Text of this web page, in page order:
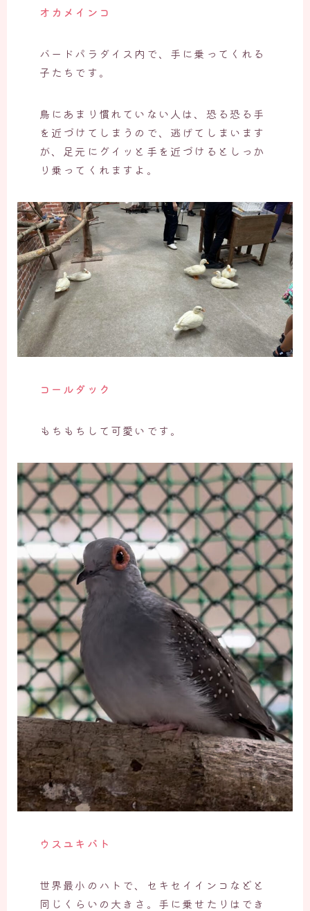
オカメインコ
バードパラダイス内で、手に乗ってくれる
子たちです。
鳥にあまり慣れていない人は、恐る恐る手
を近づけてしまうので、逃げてしまいます
が、足元にグイッと手を近づけるとしっか
り乗ってくれますよ。
コールダック
もちもちして可愛いです。
ウスユキバト
世界最小のハトで、セキセイインコなどと
同じくらいの大きさ。手に乗せたりはでき